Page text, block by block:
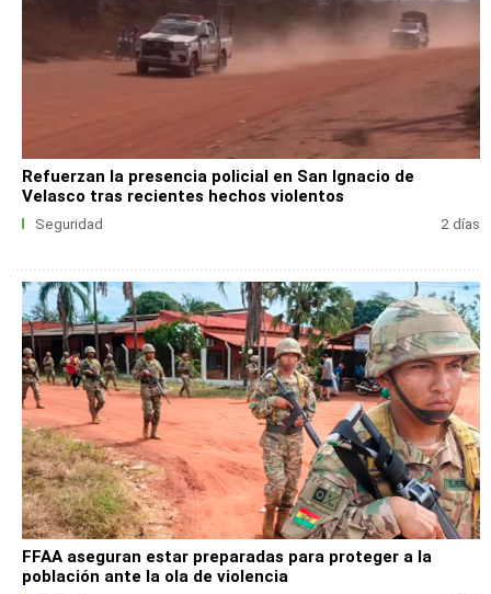
Refuerzan la presencia policial en San Ignacio de
Velasco tras recientes hechos violentos
Seguridad 2 días
FFAA aseguran estar preparadas para proteger a la
población ante la ola de violencia